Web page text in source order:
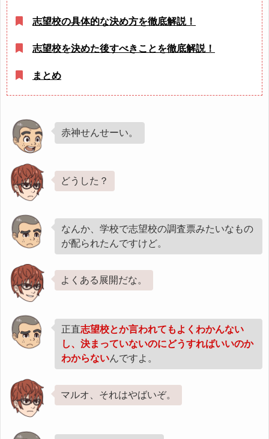
志望校の具体的な決め方を徹底解説！
志望校を決めた後すべきことを徹底解説！
まとめ
赤神せんせーい。
どうした？
なんか、学校で志望校の調査票みたいなもの
が配られたんですけど。
よくある展開だな。
正直志望校とか言われてもよくわかんない
し、決まっていないのにどうすればいいのか
わからないんですよ。
マルオ、それはやばいぞ。